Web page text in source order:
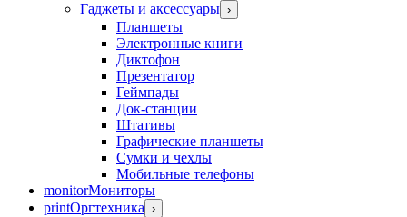
Гаджеты и аксессуары ›
Планшеты
Электронные книги
Диктофон
Презентатор
Геймпады
Док-станции
Штативы
Графические планшеты
Сумки и чехлы
Мобильные телефоны
monitorМониторы
printОргтехника ›